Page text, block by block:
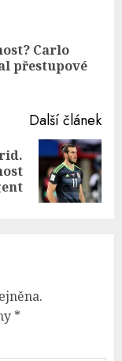
Carlo
přestupové
Další článek
*